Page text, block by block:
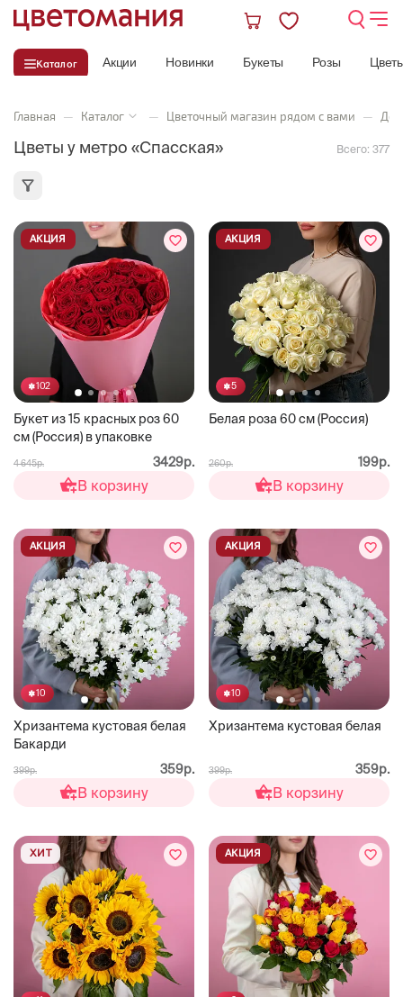
Каталог Акции Новинки Букеты Розы
Главная — Каталог — Цветочный магазин рядом с вами —
Цветы у метро «Спасская» Всего: 377
102
Букет из 15 красных роз 60
см (Россия) в упаковке
АКЦИЯ
4 645р. 3429р.
В корзину
5
Белая роза 60 см (Россия)
АКЦИЯ
260р. 199р.
В корзину
10
Хризантема кустовая белая
Бакарди
АКЦИЯ
399р. 359р.
В корзину
10
Хризантема кустовая белая
АКЦИЯ
399р. 359р.
В корзину
ХИТ АКЦИЯ